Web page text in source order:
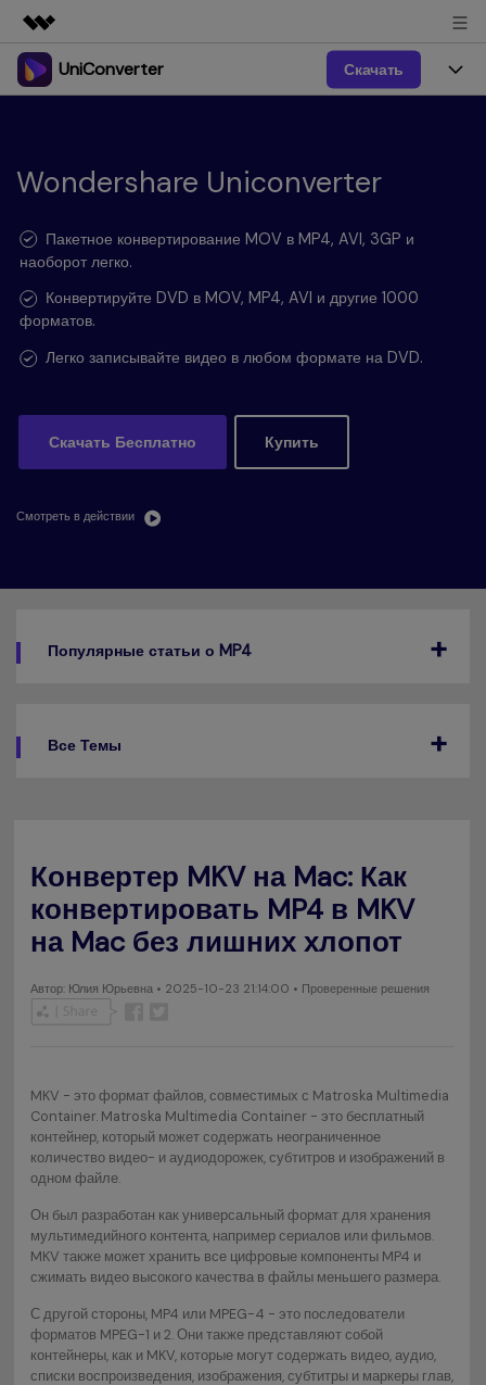
Рекомендуемые продукты
Решения
О нас
Новости
Покупка
UniConverter Скачать
Windows
Mac
UniConverter для Mac
Функции
AI функции
Больше инструментов
Руководство
Блог
Фотография
Пользователи Фильмов
Контактная
Вся информация, необходимая для использования
UniConverter.
Технические
Полный список поддерживаемых форматов,
Последние новости и обновления UniConverter.
КУПИТЬ КУПИТЬ
Sign In
Wondershare Uniconverter
Пакетное конвертирование MOV в MP4, AVI, 3GP и
наоборот легко.
Конвертируйте DVD в MOV, MP4, AVI и другие 1000
форматов.
Легко записывайте видео в любом формате на DVD.
Скачать Бесплатно Купить
Смотреть в действии
Популярные статьи о MP4
Все Темы
Конвертер MKV на Mac: Как
конвертировать MP4 в MKV
на Mac без лишних хлопот
Автор:Юлия Юрьевна• 2025-10-23 21:14:00 • Проверенные решения
MKV - это формат файлов, совместимых с Matroska Multimedia
Container. Matroska Multimedia Container - это бесплатный
контейнер, который может содержать неограниченное
количество видео- и аудиодорожек, субтитров и изображений в
одном файле.
Он был разработан как универсальный формат для хранения
мультимедийного контента, например сериалов или фильмов.
MKV также может хранить все цифровые компоненты MP4 и
сжимать видео высокого качества в файлы меньшего размера.
С другой стороны, MP4 или MPEG-4 - это последователи
форматов MPEG-1 и 2. Они также представляют собой
контейнеры, как и MKV, которые могут содержать видео, аудио,
списки воспроизведения, изображения, субтитры и маркеры глав,